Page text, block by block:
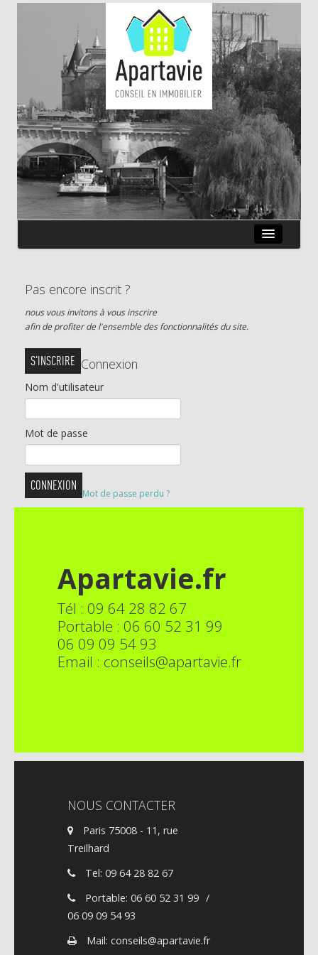
ANNONCES
VIAGERS
INSTITUTIONNELS
ACTUALITÉS
SIMULATEUR DE VIAGER
SE CONNECTER
S'INSCRIRE
Pas encore inscrit ?
nous vous invitons à vous inscrire
afin de profiter de l'ensemble des fonctionnalités du site.
S'INSCRIRE Connexion
Nom d'utilisateur
Mot de passe
Mot de passe perdu ?
Apartavie.fr
Tél : 09 64 28 82 67
Portable : 06 60 52 31 99
06 09 09 54 93
Email : conseils@apartavie.fr
NOUS CONTACTER
Paris 75008 - 11, rue
Treilhard
Tel: 09 64 28 82 67
Portable: 06 60 52 31 99 /
06 09 09 54 93
Mail: conseils@apartavie.fr